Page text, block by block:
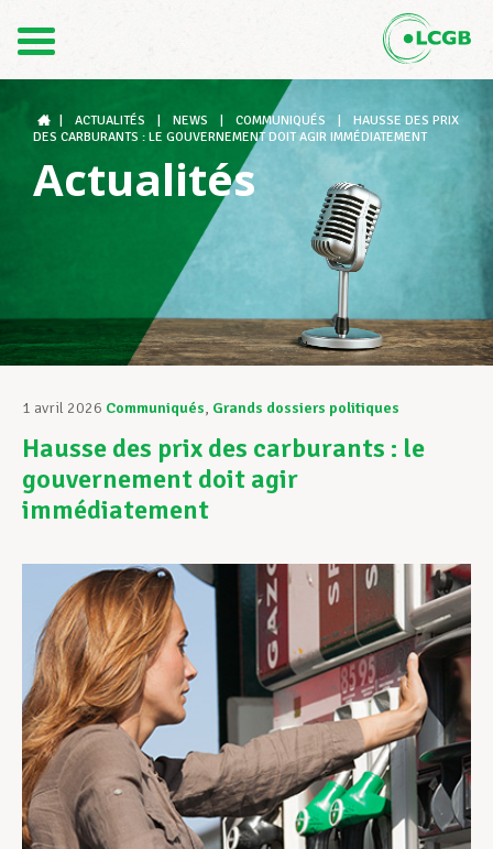
DE
Le LCGB
Structures syndicales
Assistance au Travail
Vos droits
Développement professionnel
Devenir Membre
Actualités
ACTUALITÉS NEWS COMMUNIQUÉS
HAUSSE DES PRIX
DES CARBURANTS : LE GOUVERNEMENT DOIT AGIR IMMÉDIATEMENT
Actualités
1 avril 2026 Communiqués, Grands dossiers politiques
Hausse des prix des carburants : le
gouvernement doit agir
immédiatement